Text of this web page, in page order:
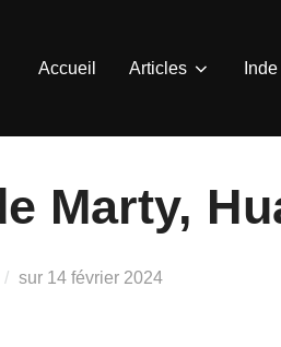
Accueil Articles Inde
Marty,
sur Publié
14 février 2024